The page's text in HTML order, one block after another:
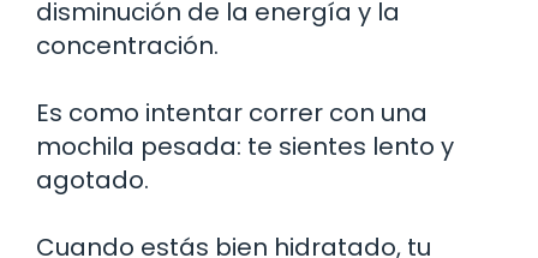
disminución de la energía y la
concentración.
Es como intentar correr con una
mochila pesada: te sientes lento y
agotado.
Cuando estás bien hidratado, tu